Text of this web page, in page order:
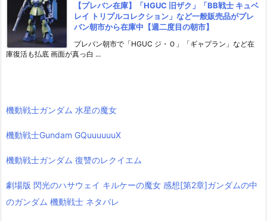
【プレバン在庫】「HGUC 旧ザク」「BB戦士 キュベ
レイ トリプルコレクション」など一般販売品がプレ
バン朝市から在庫中【週二度目の朝市】
プレバン朝市で「HGUC ジ・Ｏ」「ギャプラン」など在
庫復活も払底 画面が真っ白 ...
機動戦士ガンダム 水星の魔女
機動戦士Gundam GQuuuuuuX
機動戦士ガンダム 復讐のレクイエム
劇場版 閃光のハサウェイ キルケーの魔女 感想[第2章]ガンダムの中
のガンダム 機動戦士 ネタバレ